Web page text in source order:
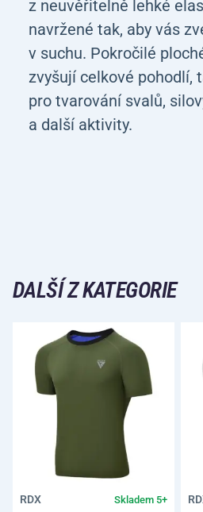
z neuvěřitelně lehké
navržené tak, aby vás
v suchu. Pokročilé
zvyšují celkové pohodlí,
pro tvarování svalů,
a další aktivity.
DALŠÍ Z KATEGORIE
RDX Skladem 5+